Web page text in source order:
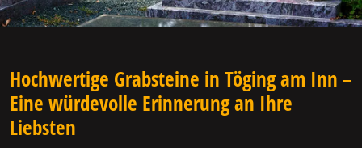
Hochwertige Grabsteine in Töging am Inn –
Eine würdevolle Erinnerung an Ihre
Liebsten